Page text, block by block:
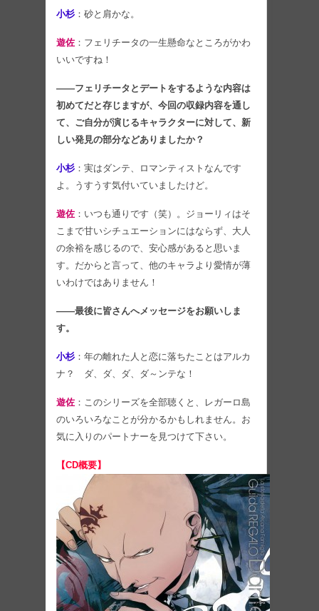
小杉 ：砂と肩かな。
遊佐 ：フェリチータの一生懸命なところがかわ
いいですね！
――フェリチータとデートをするような内容は
初めてだと存じますが、今回の収録内容を通し
て、ご自分が演じるキャラクターに対して、新
しい発見の部分などありましたか？
小杉 ：実はダンテ、ロマンティストなんです
よ。うすうす気付いていましたけど。
遊佐 ：いつも通りです（笑）。ジョーリィはそ
こまで甘いシチュエーションにはならず、大人
の余裕を感じるので、安心感があると思いま
す。だからと言って、他のキャラより愛情が薄
いわけではありません！
――最後に皆さんへメッセージをお願いしま
す。
小杉 ：年の離れた人と恋に落ちたことはアルカ
ナ？ ダ、ダ、ダ、ダ～ンテな！
遊佐 ：このシリーズを全部聴くと、レガーロ島
のいろいろなことが分かるかもしれません。お
気に入りのパートナーを見つけて下さい。
【CD概要】